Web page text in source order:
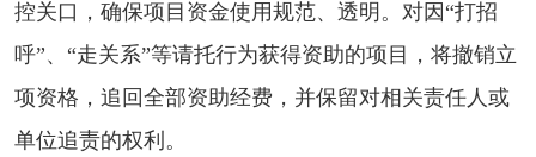
控关口，确保项目资金使用规范、透明。对因“打招
呼”、“走关系”等请托行为获得资助的项目，将撤销立
项资格，追回全部资助经费，并保留对相关责任人或
单位追责的权利。